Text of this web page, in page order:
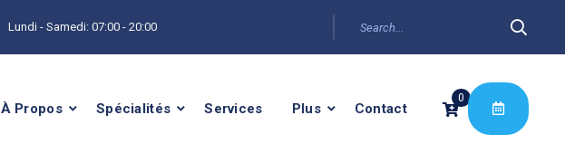
Lundi - Samedi: 07:00 - 20:00
À Propos Spécialités Services Plus Contact
0